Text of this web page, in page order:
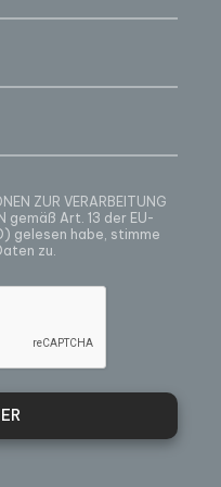
ZUR VERARBEITUNG
gemäß Art. 13 der EU-
gelesen habe, stimme
zu.